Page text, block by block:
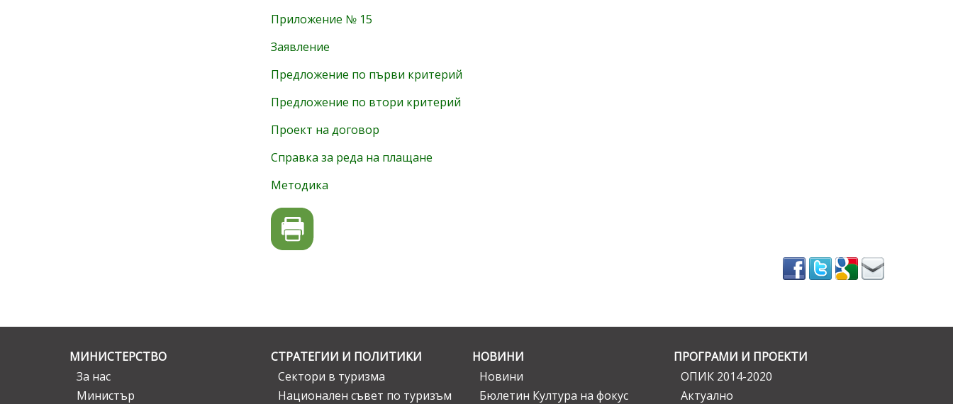
Приложение № 15
Заявление
Предложение по първи критерий
Предложение по втори критерий
Проект на договор
Справка за реда на плащане
Методика
МИНИСТЕРСТВО
За нас
Министър
СТРАТЕГИИ И ПОЛИТИКИ
Сектори в туризма
Национален съвет по туризъм
НОВИНИ
Новини
Бюлетин Култура на фокус
ПРОГРАМИ И ПРОЕКТИ
ОПИК 2014-2020
Актуално